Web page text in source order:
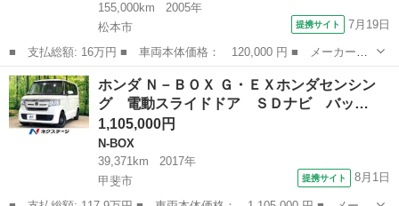
155,000km
2005年
松本市
提携サイト 7月19日
■ 支払総額: 16万円 ■ 車両本体価格： 120,000 円 ■ メーカー
名： ホンダ ■ 車種名： ライフ ■ グレード名： Ｃターボ Ｅ
ＴＣ エアロ カーナビ ■ 排気量： 660cc ■ ドア枚数： 5D ■
ミ...
長野 松本市 ライフ
ホンダ Ｎ－ＢＯＸ Ｇ・ＥＸホンダセンシン
グ 電動スライドドア ＳＤナビ バッ…
1,105,000円
N-BOX
39,371km
2017年
甲斐市
提携サイト 8月1日